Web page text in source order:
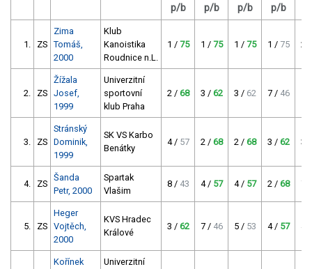
p/b
p/b
p/b
p/b
1. ZS
Zima
Tomáš,
2000
Klub
Kanoistika
Roudnice n.L.
1 / 75 1 / 75 1 / 75 1 / 75 2
2. ZS
Žížala
Josef,
1999
Univerzitní
sportovní
klub Praha
2 / 68 3 / 62 3 / 62 7 / 46
3. ZS
Stránský
Dominik,
1999
SK VS Karbo
Benátky
4 / 57 2 / 68 2 / 68 3 / 62 3
4. ZS
Šanda
Petr, 2000
Spartak
Vlašim
8 / 43 4 / 57 4 / 57 2 / 68 7
5. ZS
Heger
Vojtěch,
2000
KVS Hradec
Králové
3 / 62 7 / 46 5 / 53 4 / 57 4
Kořínek
Univerzitní